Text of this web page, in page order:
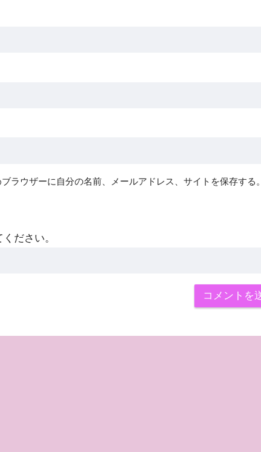
ラウザーに自分の名前、メールアドレス、サイトを保存する。
ださい。